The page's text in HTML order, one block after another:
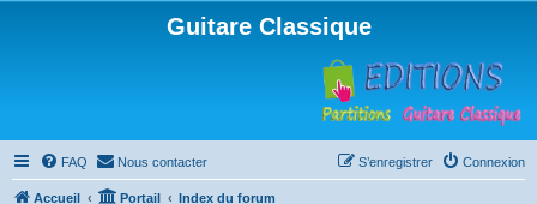
Guitare Classique
FAQ Nous contacter Connexion
S’enregistrer
Accueil Portail Index du forum